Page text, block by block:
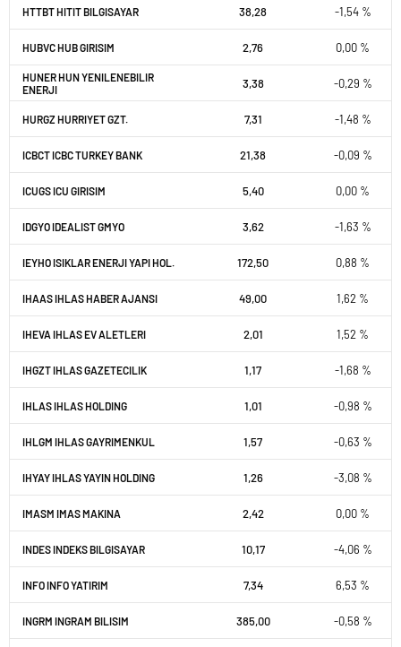
HTTBT HITIT BILGISAYAR 38,28 -1,54 %
HUBVC HUB GIRISIM 2,76 0,00 %
HUNER HUN YENILENEBILIR
ENERJI
3,38 -0,29 %
HURGZ HURRIYET GZT. 7,31 -1,48 %
ICBCT ICBC TURKEY BANK 21,38 -0,09 %
ICUGS ICU GIRISIM 5,40 0,00 %
IDGYO IDEALIST GMYO 3,62 -1,63 %
IEYHO ISIKLAR ENERJI YAPI HOL. 172,50 0,88 %
IHAAS IHLAS HABER AJANSI 49,00 1,62 %
IHEVA IHLAS EV ALETLERI 2,01 1,52 %
IHGZT IHLAS GAZETECILIK 1,17 -1,68 %
IHLAS IHLAS HOLDING 1,01 -0,98 %
IHLGM IHLAS GAYRIMENKUL 1,57 -0,63 %
IHYAY IHLAS YAYIN HOLDING 1,26 -3,08 %
IMASM IMAS MAKINA 2,42 0,00 %
INDES INDEKS BILGISAYAR 10,17 -4,06 %
INFO INFO YATIRIM 7,34 6,53 %
INGRM INGRAM BILISIM 385,00 -0,58 %